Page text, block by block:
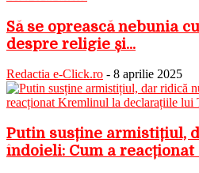
Să se oprească nebunia
despre religie și...
Redactia e-Click.ro - 8 aprilie 2025
Putin susține armistițiul,
îndoieli: Cum a